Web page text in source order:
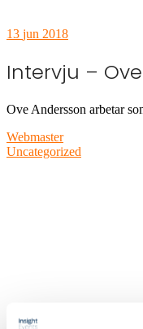
13 jun 2018
Intervju –
Ove Andersson arbetar
Webmaster
Uncategorized